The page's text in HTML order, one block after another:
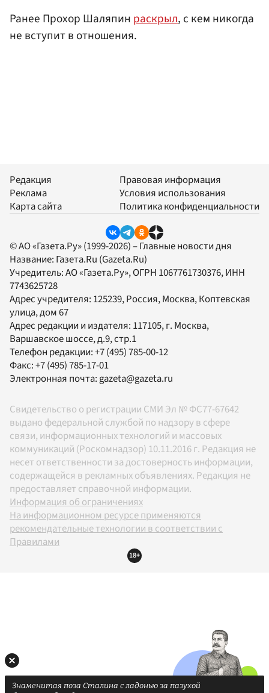
Ранее Прохор Шаляпин раскрыл, с кем никогда
не вступит в отношения.
Редакция
Реклама
Карта сайта
Правовая информация
Условия использования
Политика конфиденциальности
© АО «Газета.Ру» (1999-2026) – Главные новости дня
Название: Газета.Ru (Gazeta.Ru)
Учредитель:АО «Газета.Ру», ОГРН 1067761730376, ИНН
7743625728
Адрес учредителя: 125239, Россия, Москва, Коптевская
улица, дом 67
Адрес редакции и издателя: 117105, г. Москва,
Варшавское шоссе, д.9, стр.1
Телефон редакции:+7 (495) 785-00-12
Факс:+7 (495) 785-17-01
Электронная почта:gazeta@gazeta.ru
Свидетельство о регистрации СМИ Эл № ФС77-67642
выдано федеральной службой по надзору в сфере
связи, информационных технологий и массовых
коммуникаций (Роскомнадзор) 10.11.2016 г. Редакция не
несет ответственности за достоверность информации,
содержащейся в рекламных объявлениях. Редакция не
предоставляет справочной информации.
Информация об ограничениях
На информационном ресурсе применяются
рекомендательные технологии в соответствии с
Правилами
18+
Знаменитая поза Сталина с ладонью за пазухой